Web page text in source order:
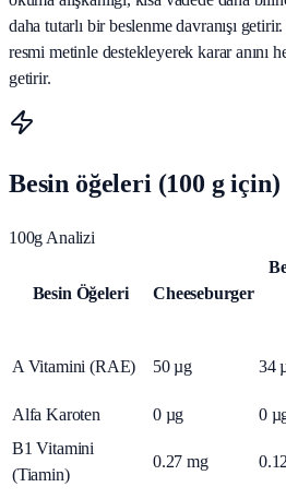
daha tutarlı bir beslenme davranışı
resmi metinle destekleyerek karar anını
getirir.
Besin öğeleri (100 g için)
100g Analizi
Besin Öğeleri Cheeseburger
A Vitamini (RAE) 50 µg 34
Alfa Karoten 0 µg 0
B1 Vitamini
(Tiamin)
0.27 mg 0.12